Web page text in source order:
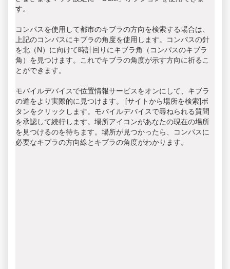
す。
コンパスを使用して都市のキブラの方向を検索する場合は、
上記のコンパスにキブラの角度を使用します。コンパスの針
を北（N）に向けて時計回りにキブラ角（コンパスのキブラ
角）を見つけます。これでキブラの角度が示す方向に祈るこ
とができます。
モバイルデバイスで位置情報サービスをオンにして、キブラ
の道をより実際的に見つけます。 [サイトから場所を検索]ボ
タンをクリックします。モバイルデバイスで尋ねられる質問
を承認して続行します。場所アイコンがあなたの現在の場所
を見つけるのを待ちます。場所が見つかったら、コンパスに
必要なキブラの方向線とキブラの角度がわかります。